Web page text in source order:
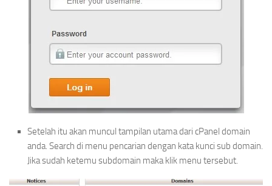
Setelah itu akan muncul tampilan utama dari cPanel domain
anda. Search di menu pencarian dengan kata kunci sub domain.
Jika sudah ketemu subdomain maka klik menu tersebut.